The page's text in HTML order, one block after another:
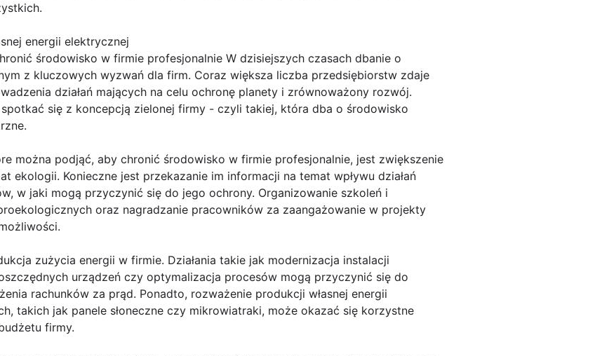
energii elektrycznej
środowisko w firmie profesjonalnie W dzisiejszych czasach dbanie o
z kluczowych wyzwań dla firm. Coraz większa liczba przedsiębiorstw zdaje
działań mających na celu ochronę planety i zrównoważony rozwój.
się z koncepcją zielonej firmy - czyli takiej, która dba o środowisko
można podjąć, aby chronić środowisko w firmie profesjonalnie, jest zwiększenie
ekologii. Konieczne jest przekazanie im informacji na temat wpływu działań
w jaki mogą przyczynić się do jego ochrony. Organizowanie szkoleń i
oraz nagradzanie pracowników za zaangażowanie w projekty
zużycia energii w firmie. Działania takie jak modernizacja instalacji
urządzeń czy optymalizacja procesów mogą przyczynić się do
rachunków za prąd. Ponadto, rozważenie produkcji własnej energii
takich jak panele słoneczne czy mikrowiatraki, może okazać się korzystne
firmy.